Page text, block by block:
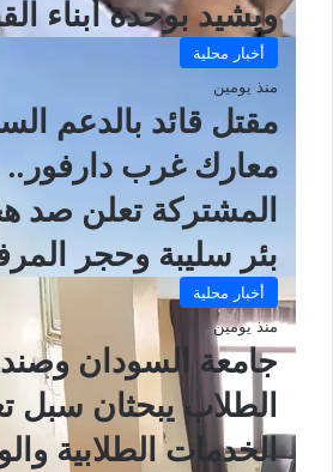
ويشيد بوحدة أبناء
أخبار محلية
منذ يومين
مقتل قائد بالدعم
معارك غرب دارفور..
المشتركة تعلن صد
بئر سليبة وحجر
أخبار محلية
منذ يومين
جامعة السودان
الطلاب يبحثان سبل
الخدمات الطلابية